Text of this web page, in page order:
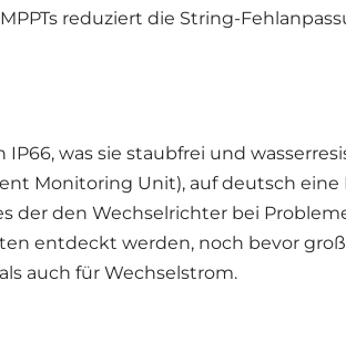
reduziert die String-
was sie staubfrei und
Monitoring Unit), auf deutsch
den Wechselrichter bei
entdeckt werden, noch bevor
auch für Wechselstrom.